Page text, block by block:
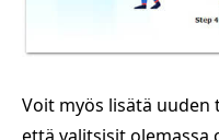
Voit myös lisätä uuden